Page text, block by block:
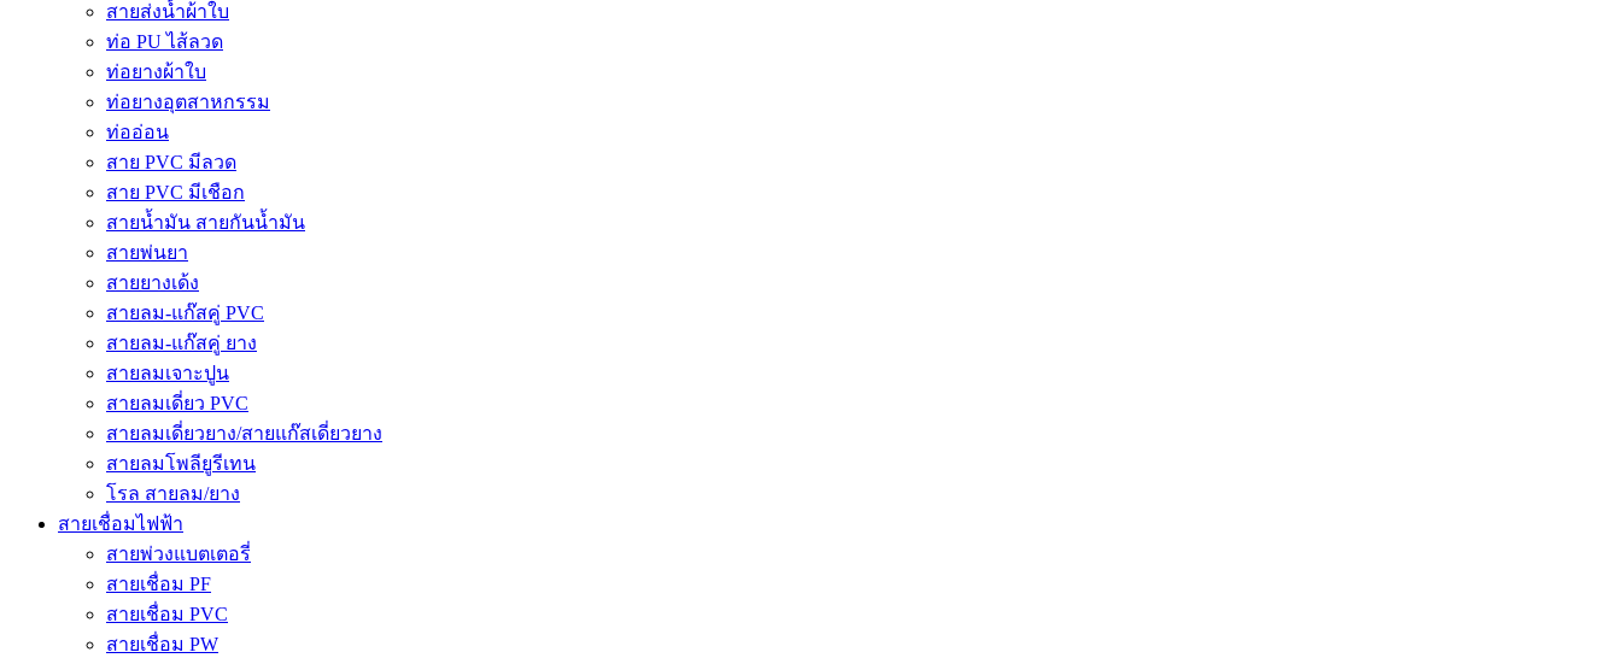
สายส่งน้ำผ้าใบ
ท่อ PU ไส้ลวด
ท่อยางผ้าใบ
ท่อยางอุตสาหกรรม
ท่ออ่อน
สาย PVC มีลวด
สาย PVC มีเชือก
สายน้ำมัน สายกันน้ำมัน
สายพ่นยา
สายยางเด้ง
สายลม-แก๊สคู่ PVC
สายลม-แก๊สคู่ ยาง
สายลมเจาะปูน
สายลมเดี่ยว PVC
สายลมเดี่ยวยาง/สายแก๊สเดี่ยวยาง
สายลมโพลียูรีเทน
โรล สายลม/ยาง
สายเชื่อมไฟฟ้า
สายพ่วงแบตเตอรี่
สายเชื่อม PF
สายเชื่อม PVC
สายเชื่อม PW